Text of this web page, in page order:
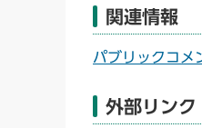
関連情報
パブリックコメ
外部リンク